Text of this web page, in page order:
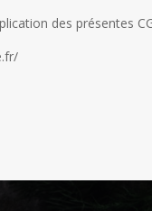
des présentes